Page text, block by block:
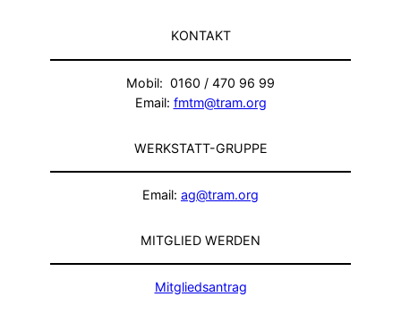
KONTAKT
Mobil: 0160 / 470 96 99
Email: fmtm@tram.org
WERKSTATT-GRUPPE
Email: ag@tram.org
MITGLIED WERDEN
Mitgliedsantrag